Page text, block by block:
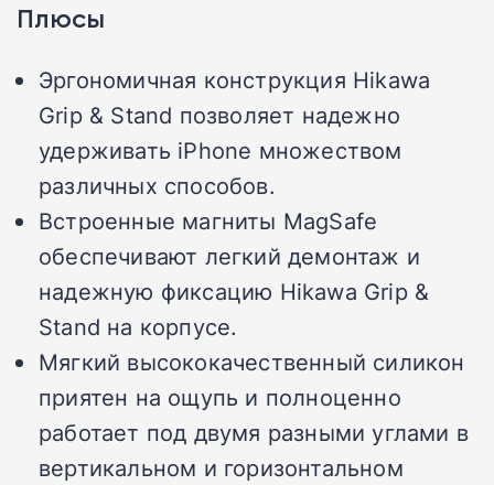
Плюсы
Эргономичная конструкция Hikawa
Grip & Stand позволяет надежно
удерживать iPhone множеством
различных способов.
Встроенные магниты MagSafe
обеспечивают легкий демонтаж и
надежную фиксацию Hikawa Grip &
Stand на корпусе.
Мягкий высококачественный силикон
приятен на ощупь и полноценно
работает под двумя разными углами в
вертикальном и горизонтальном